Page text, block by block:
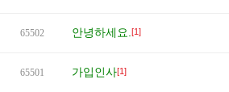
65502 안녕하세요. [1]
65501 가입인사[1]